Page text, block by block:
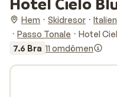
Hem Skidresor Italien
Passo Tonale
Hotel
7.6 Bra 11 omdömen